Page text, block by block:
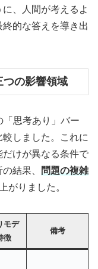
、人間が考えるよ
的な答えを導き出
の影響領域
思考あり」バー
しました。これに
けが異なる条件で
結果、
問題の複雑
がりました。
モデ
徴
備考